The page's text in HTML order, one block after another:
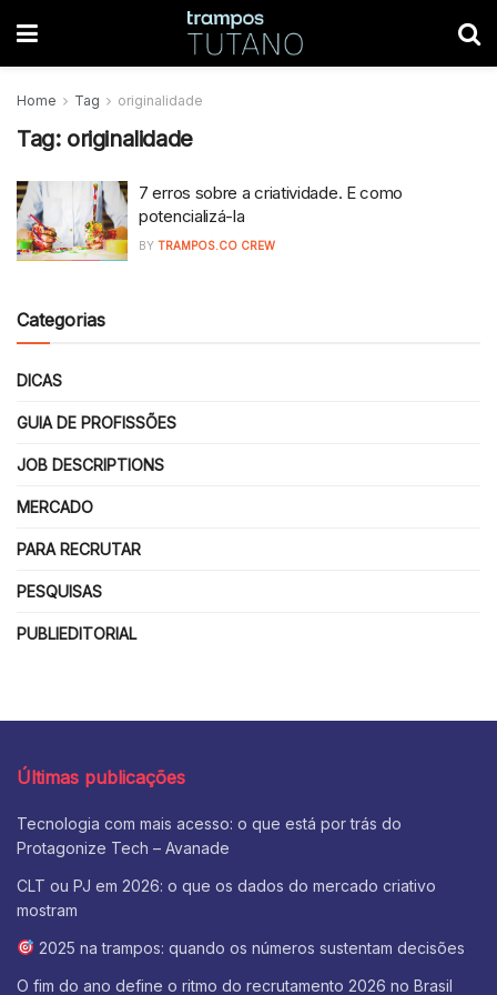
Home Tag originalidade
Tag: originalidade
7 erros sobre a criatividade. E como
potencializá-la
BY TRAMPOS.CO CREW
Categorias
DICAS
GUIA DE PROFISSÕES
JOB DESCRIPTIONS
MERCADO
PARA RECRUTAR
PESQUISAS
PUBLIEDITORIAL
Últimas publicações
Tecnologia com mais acesso: o que está por trás do
Protagonize Tech – Avanade
CLT ou PJ em 2026: o que os dados do mercado criativo
mostram
2025 na trampos: quando os números sustentam decisões
O fim do ano define o ritmo do recrutamento 2026 no Brasil